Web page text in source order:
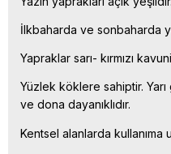
İlkbaharda ve sonbaharda
Yapraklar sarı- kırmızı
Yüzlek köklere sahiptir.
ve dona dayanıklıdır.
Kentsel alanlarda kullanıma